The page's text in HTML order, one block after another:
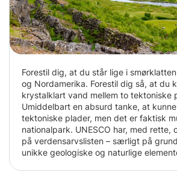
Forestil dig, at du står lige i
og Nordamerika. Forestil dig så, at du
krystalklart vand mellem to tektoniske
Umiddelbart en absurd tanke, at
tektoniske plader, men det er faktisk
nationalpark. UNESCO har, med rette,
på verdensarvslisten – særligt på
unikke geologiske og naturlige